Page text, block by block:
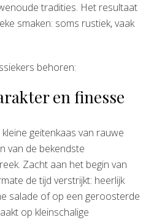
tradities. Het resultaat
smaken: soms rustiek, vaak
behoren:
en finesse
kleine geitenkaas van rauwe
van de bekendste
Zacht aan het begin van
de tijd verstrijkt: heerlijk
salade of op een geroosterde
op kleinschalige